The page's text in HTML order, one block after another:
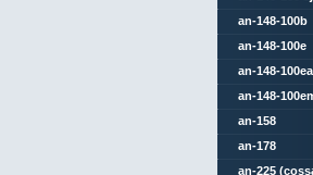
an-148-100b
an-148-100e
an-148-100ea
an-148-
an-158
an-178
an-225